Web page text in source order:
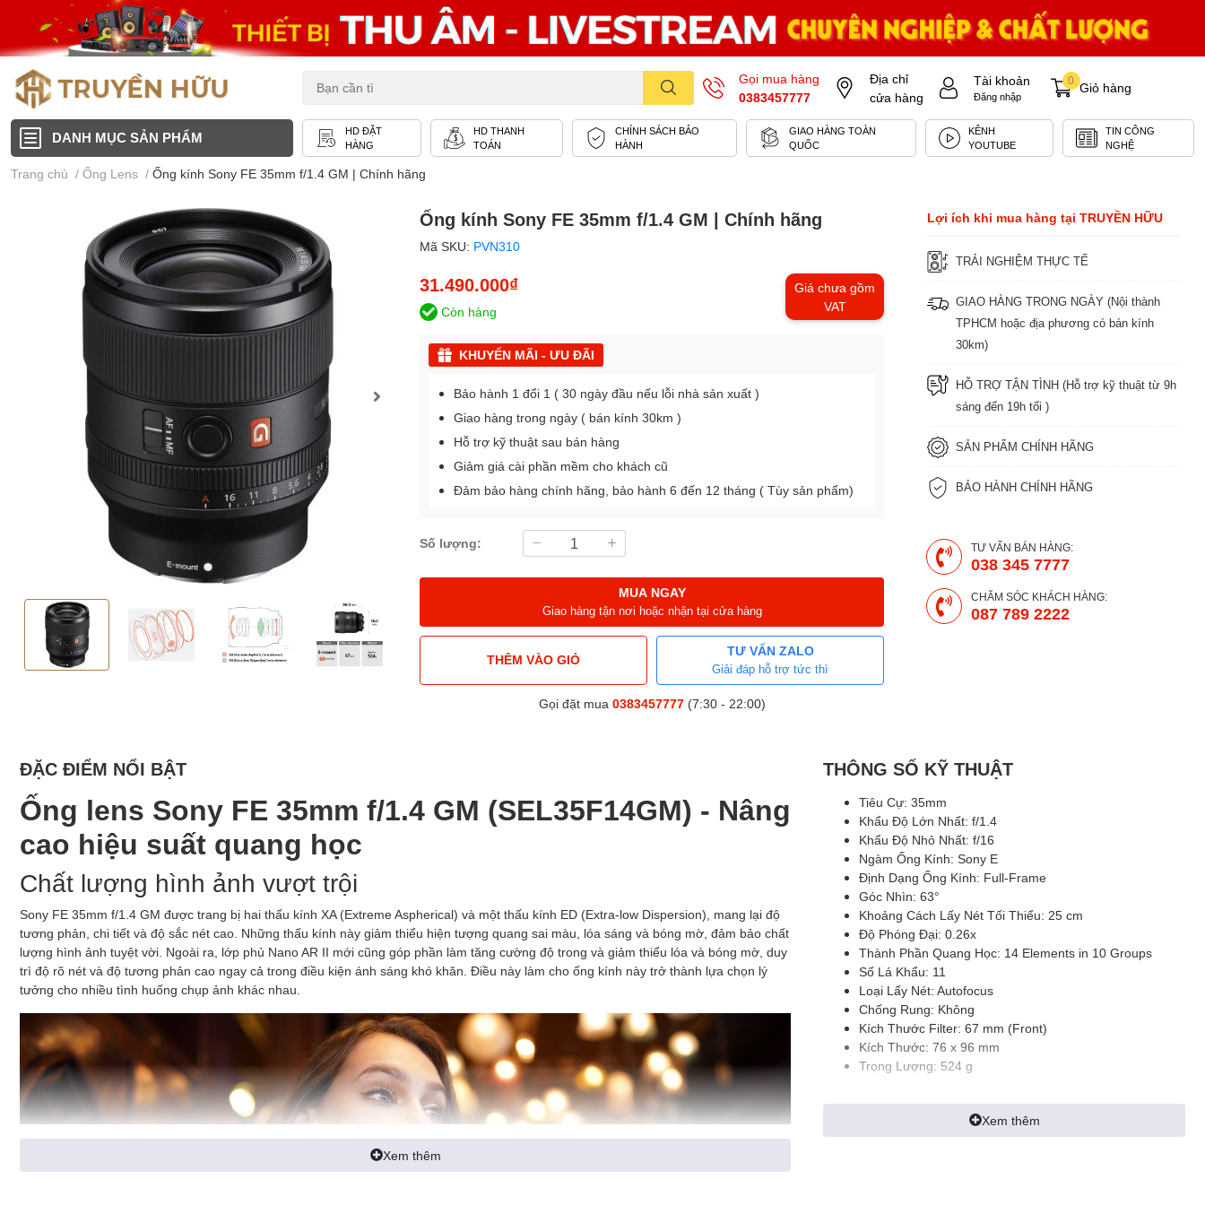
Gọi mua hàng
0383457777
Địa chỉ
cửa hàng
Tài khoản
Đăng nhập
Giỏ hàng
0
DANH MỤC SẢN PHẨM
HD ĐẶT
HÀNG
HD THANH
TOÁN
CHÍNH SÁCH BẢO
HÀNH
GIAO HÀNG TOÀN
QUỐC
KÊNH
YOUTUBE
TIN CÔNG
NGHỆ
Trang chủ / Ống Lens / Ống kính Sony FE 35mm f/1.4 GM | Chính hãng
Ống kính Sony FE 35mm f/1.4 GM | Chính hãng
Mã SKU: PVN310
31.490.000₫
Giá chưa gồm
VAT
Còn hàng
KHUYẾN MÃI - ƯU ĐÃI
Bảo hành 1 đổi 1 ( 30 ngày đầu nếu lỗi nhà sản xuất )
Giao hàng trong ngày ( bán kính 30km )
Hỗ trợ kỹ thuật sau bán hàng
Giảm giá cài phần mềm cho khách cũ
Đảm bảo hàng chính hãng, bảo hành 6 đến 12 tháng ( Tùy sản phẩm)
Số lượng:
MUA NGAY
Giao hàng tận nơi hoặc nhận tại cửa hàng
THÊM VÀO GIỎ
TƯ VẤN ZALO
Giải đáp hỗ trợ tức thì
Gọi đặt mua 0383457777(7:30 - 22:00)
Lợi ích khi mua hàng tại TRUYỀN HỮU
TRẢI NGHIỆM THỰC TẾ
GIAO HÀNG TRONG NGÀY (Nội thành
TPHCM hoặc địa phương có bán kính
30km)
HỖ TRỢ TẬN TÌNH (Hỗ trợ kỹ thuật từ 9h
sáng đến 19h tối )
SẢN PHẨM CHÍNH HÃNG
BẢO HÀNH CHÍNH HÃNG
TƯ VẤN BÁN HÀNG:
038 345 7777
CHĂM SÓC KHÁCH HÀNG:
087 789 2222
ĐẶC ĐIỂM NỔI BẬT
Ống lens Sony FE 35mm f/1.4 GM (SEL35F14GM) - Nâng
cao hiệu suất quang học
Chất lượng hình ảnh vượt trội
Sony FE 35mm f/1.4 GM được trang bị hai thấu kính XA (Extreme Aspherical) và một thấu kính ED (Extra-low Dispersion), mang lại độ
tương phản, chi tiết và độ sắc nét cao. Những thấu kính này giảm thiểu hiện tượng quang sai màu, lóa sáng và bóng mờ, đảm bảo chất
lượng hình ảnh tuyệt vời. Ngoài ra, lớp phủ Nano AR II mới cũng góp phần làm tăng cường độ trong và giảm thiểu lóa và bóng mờ, duy
trì độ rõ nét và độ tương phản cao ngay cả trong điều kiện ánh sáng khó khăn. Điều này làm cho ống kính này trở thành lựa chọn lý
tưởng cho nhiều tình huống chụp ảnh khác nhau.
Xem thêm
THÔNG SỐ KỸ THUẬT
Tiêu Cự: 35mm
Khẩu Độ Lớn Nhất: f/1.4
Khẩu Độ Nhỏ Nhất: f/16
Ngàm Ống Kính: Sony E
Định Dạng Ống Kính: Full-Frame
Góc Nhìn: 63°
Khoảng Cách Lấy Nét Tối Thiểu: 25 cm
Độ Phóng Đại: 0.26x
Thành Phần Quang Học: 14 Elements in 10 Groups
Số Lá Khẩu: 11
Loại Lấy Nét: Autofocus
Chống Rung: Không
Kích Thước Filter: 67 mm (Front)
Kích Thước: 76 x 96 mm
Trọng Lượng: 524 g
Xem thêm